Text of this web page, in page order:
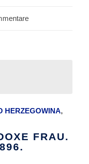
HERZEGOWINA,
FRAU.